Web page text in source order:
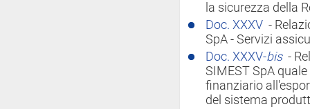
la sicurezza della
Doc. XXXV -
SpA - Servizi
Doc. XXXV-bis -
SIMEST SpA
finanziario
del sistema